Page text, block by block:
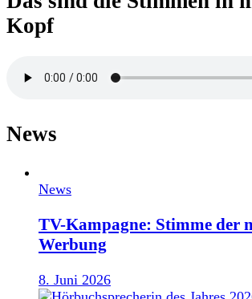
Kopf
News
News
TV-Kampagne: Stimme der
Werbung
8. Juni 2026